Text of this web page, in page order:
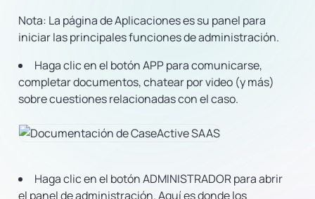
Nota: La página de Aplicaciones es su panel para
iniciar las principales funciones de administración.
Haga clic en el botón APP para comunicarse,
completar documentos, chatear por video (y más)
sobre cuestiones relacionadas con el caso.
Haga clic en el botón ADMINISTRADOR para abrir
el panel de administración. Aquí es donde los